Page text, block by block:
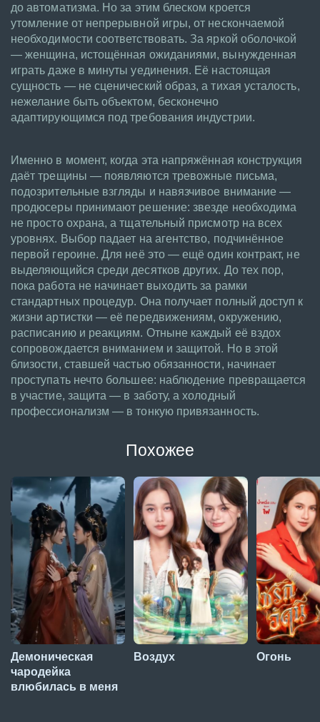
до автоматизма. Но за этим блеском кроется
утомление от непрерывной игры, от нескончаемой
необходимости соответствовать. За яркой оболочкой
— женщина, истощённая ожиданиями, вынужденная
играть даже в минуты уединения. Её настоящая
сущность — не сценический образ, а тихая усталость,
нежелание быть объектом, бесконечно
адаптирующимся под требования индустрии.
Именно в момент, когда эта напряжённая конструкция
даёт трещины — появляются тревожные письма,
подозрительные взгляды и навязчивое внимание —
продюсеры принимают решение: звезде необходима
не просто охрана, а тщательный присмотр на всех
уровнях. Выбор падает на агентство, подчинённое
первой героине. Для неё это — ещё один контракт, не
выделяющийся среди десятков других. До тех пор,
пока работа не начинает выходить за рамки
стандартных процедур. Она получает полный доступ к
жизни артистки — её передвижениям, окружению,
расписанию и реакциям. Отныне каждый её вздох
сопровождается вниманием и защитой. Но в этой
близости, ставшей частью обязанности, начинает
проступать нечто большее: наблюдение превращается
в участие, защита — в заботу, а холодный
профессионализм — в тонкую привязанность.
Похожее
Демоническая
чародейка
влюбилась в меня
Воздух Огонь